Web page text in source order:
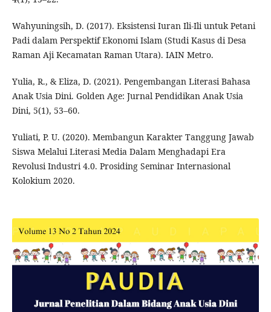
Wahyuningsih, D. (2017). Eksistensi Iuran Ili-Ili untuk Petani
Padi dalam Perspektif Ekonomi Islam (Studi Kasus di Desa
Raman Aji Kecamatan Raman Utara). IAIN Metro.
Yulia, R., & Eliza, D. (2021). Pengembangan Literasi Bahasa
Anak Usia Dini. Golden Age: Jurnal Pendidikan Anak Usia
Dini, 5(1), 53–60.
Yuliati, P. U. (2020). Membangun Karakter Tanggung Jawab
Siswa Melalui Literasi Media Dalam Menghadapi Era
Revolusi Industri 4.0. Prosiding Seminar Internasional
Kolokium 2020.